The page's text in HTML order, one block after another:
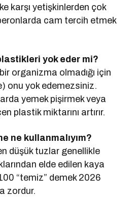
karşı yetişkinlerden çok
cam tercih etmek
yok eder mi?
organizma olmadığı için
onu yok edemezsiniz.
yemek pişirmek veya
plastik miktarını artırır.
ne kullanmalıyım?
düşük tuzlar genellikle
elde edilen kaya
“temiz” demek 2026
zordur.